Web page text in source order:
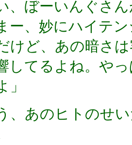
、ぼーいんぐさ
ー、妙にハイテ
けど、あの暗さ
してるよね。や
」
、あのヒトのせ